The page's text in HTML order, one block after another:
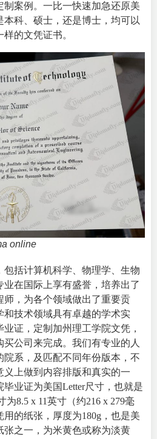
案例。一比一快速加急还原美
本科、硕士，还是博士，均可以
的文凭证书。
online
包括计算机科学、物理学、生物
在国际上享有盛誉，培养出了
师，为各个领域做出了重要贡
和技术领域具有卓越的学术实
证，定制加州理工学院文凭，
买公司来完成。我们有专业的人
院系，及匹配不同年份版本，不
义上做到内容排版和真实的一
业证为美国Letter尺寸，也就是
8.5 x 11英寸（约216 x 279毫
的纸张，厚度为180g，也是美
张之一，为米黄色或称为淡黄